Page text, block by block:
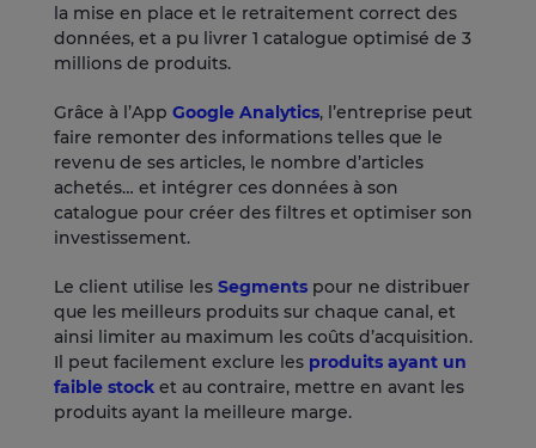
la mise en place et le retraitement correct des
données, et a pu livrer 1 catalogue optimisé de 3
millions de produits.
Grâce à l’App Google Analytics, l’entreprise peut
faire remonter des informations telles que le
revenu de ses articles, le nombre d’articles
achetés… et intégrer ces données à son
catalogue pour créer des filtres et optimiser son
investissement.
Le client utilise les Segmentspour ne distribuer
que les meilleurs produits sur chaque canal, et
ainsi limiter au maximum les coûts d’acquisition.
Il peut facilement exclure les produits ayant un
faible stocket au contraire, mettre en avant les
produits ayant la meilleure marge.